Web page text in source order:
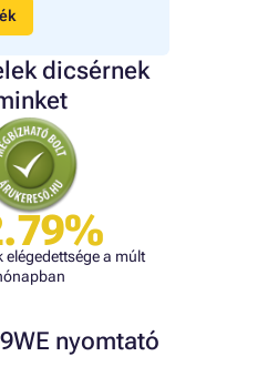
dicsérnek
elégedettsége a múlt
nyomtató